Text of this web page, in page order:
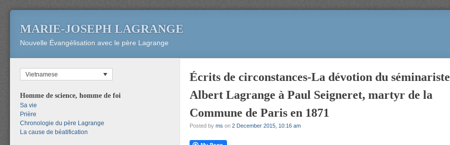
MARIE-JOSEPH LAGRANGE
Nouvelle Évangélisation avec le père Lagrange
Écrits de circonstances-La dévotion du séminariste
Albert Lagrange à Paul Seigneret, martyr de la
Commune de Paris en 1871
Posted by ms on 2 December 2015, 10:16 am
Vietnamese
Homme de science, homme de foi
Sa vie
Prière
Chronologie du père Lagrange
La cause de béatification